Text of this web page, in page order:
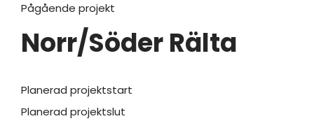
Pågående projekt
Norr/Söder Rälta
Planerad projektstart
Planerad projektslut